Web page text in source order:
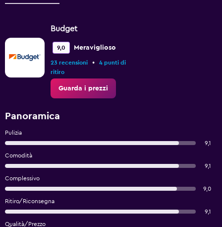
Budget
9,0 Meraviglioso
23 recensioni •
4 punti di
ritiro
Guarda i prezzi
Panoramica
Pulizia
9,1
Comodità
9,1
Complessivo
9,0
Ritiro/Riconsegna
9,1
Qualità/Prezzo